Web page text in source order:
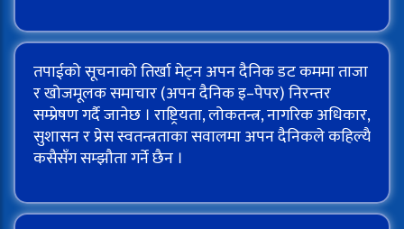
तपाईको सूचनाको तिर्खा मेट्न अपन दैनिक डट कममा ताजा
र खोजमूलक समाचार (अपन दैनिक इ–पेपर) निरन्तर
सम्प्रेषण गर्दै जानेछ । राष्ट्रियता, लोकतन्त्र, नागरिक अधिकार,
सुशासन र प्रेस स्वतन्त्रताका सवालमा अपन दैनिकले कहिल्यै
कसैसँग सम्झौता गर्ने छैन ।